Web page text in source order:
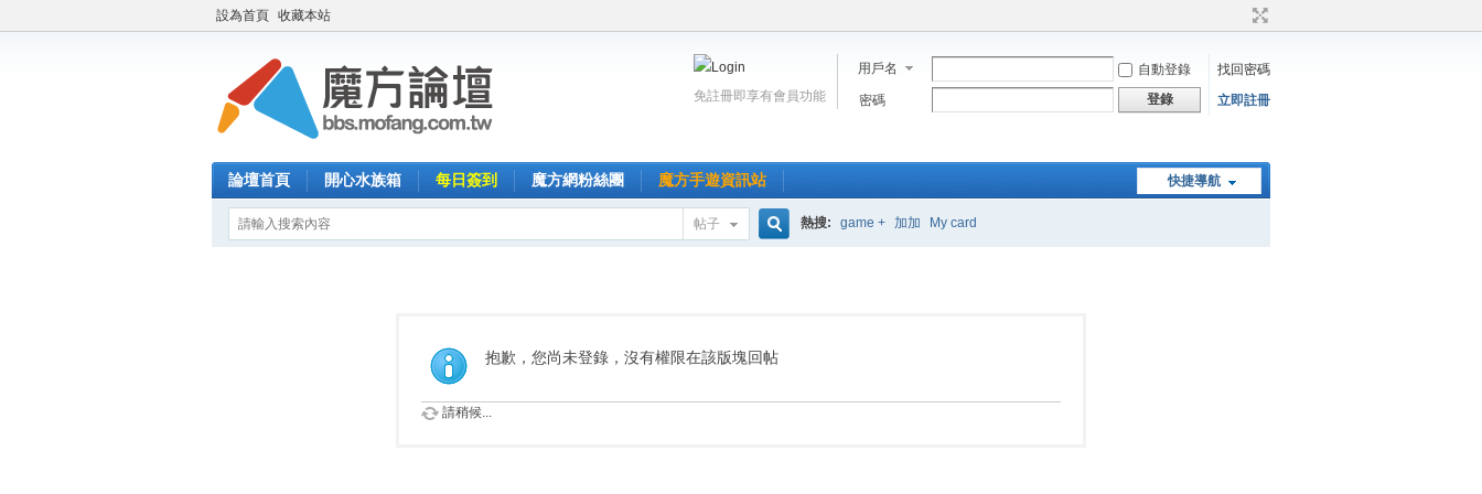
設為首頁 收藏本站
用戶名 自動登錄
找回密碼
密碼
登錄 立即註冊
免註冊即享有會員功能
快捷導航
論壇首頁 開心水族箱 每日簽到 魔方網粉絲團 魔方手遊資訊站
帖子
索
熱搜: game + 加加 My card
抱歉，您尚未登錄，沒有權限在該版塊回帖
請稍候...